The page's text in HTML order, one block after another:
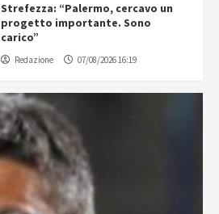
Strefezza: “Palermo, cercavo un
progetto importante. Sono
carico”
Redazione 07/08/2026 16:19